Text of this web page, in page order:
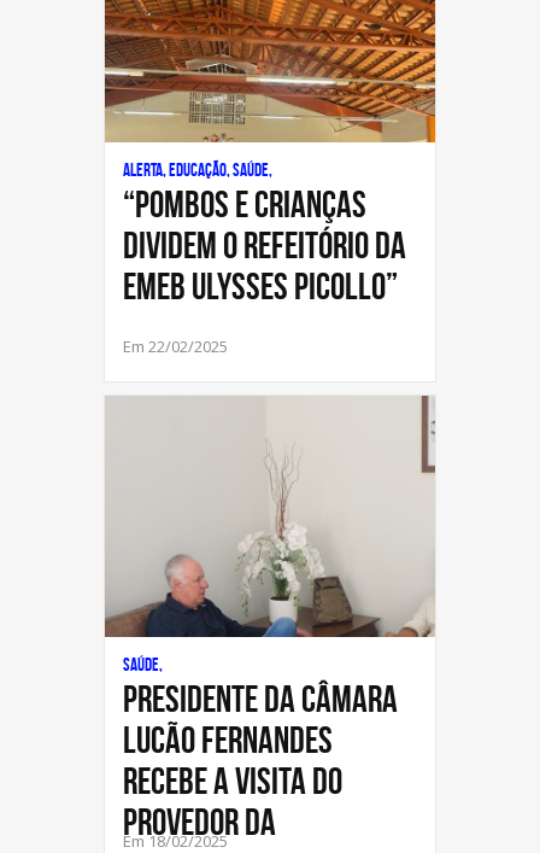
Alerta, Educação, Saúde,
“Pombos e crianças
dividem o refeitório da
EMEB Ulysses Picollo”
Em 22/02/2025
Saúde,
Presidente da Câmara
Lucão Fernandes
recebe a visita do
provedor da
Em 18/02/2025